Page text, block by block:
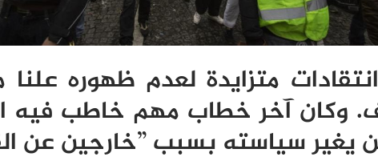
متزايدة لعدم ظهوره
يغير سياسته بسبب ”خارجين عن